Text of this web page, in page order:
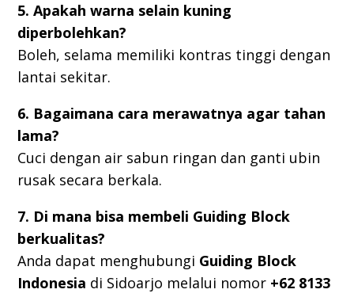
5. Apakah warna selain kuning
diperbolehkan?
Boleh, selama memiliki kontras tinggi dengan
lantai sekitar.
6. Bagaimana cara merawatnya agar tahan
lama?
Cuci dengan air sabun ringan dan ganti ubin
rusak secara berkala.
7. Di mana bisa membeli Guiding Block
berkualitas?
Anda dapat menghubungi Guiding Block
Indonesia di Sidoarjo melalui nomor +62 8133